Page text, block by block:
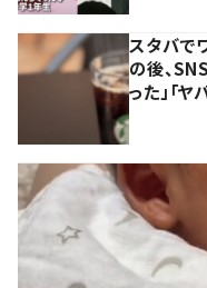
スタバで
の後、
った」「ヤ